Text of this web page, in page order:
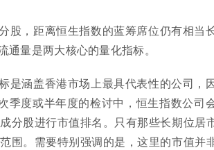
股，距离恒生指数的蓝筹席位仍有相当
量是两大核心的量化指标。
是涵盖香港市场上最具代表性的公司，
季度或半年度的检讨中，恒生指数公司
分股进行市值排名。只有那些长期位居
围。需要特别强调的是，这里的市值并